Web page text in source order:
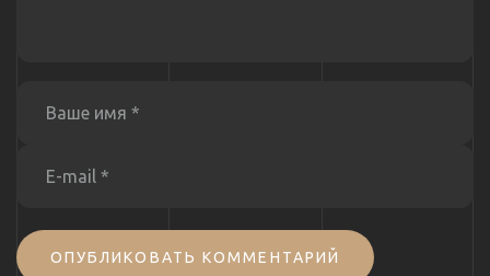
ОПУБЛИКОВАТЬ КОММЕНТАРИЙ